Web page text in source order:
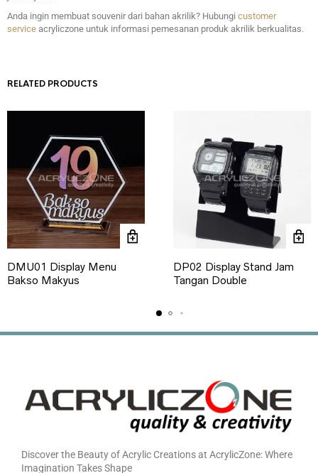
Anda ingin membuat souvenir dari bahan akrilik? Hubungi customer
service acryliczone untuk informasi pemesanan produk akrilik berkualitas.
RELATED PRODUCTS
DMU01 Display Menu
Bakso Makyus
DP02 Display Stand Jam
Tangan Double
Discover the Beauty of Acrylic Creations at AcrylicZone: Where
Imagination Takes Shape